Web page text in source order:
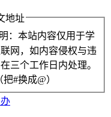
地址
：本站内容仅用于学
网，如内容侵权与违
三个工作日内处理。
#换成@）